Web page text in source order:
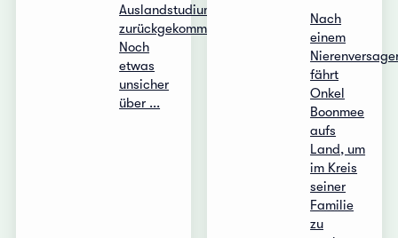
Auslandstudium
zurückgekommen.
Noch
etwas
unsicher
über ...
Nach
einem
fährt
Onkel
Boonmee
aufs
Land, um
im Kreis
seiner
Familie
zu